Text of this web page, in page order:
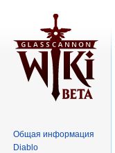
Общая информация
Diablo